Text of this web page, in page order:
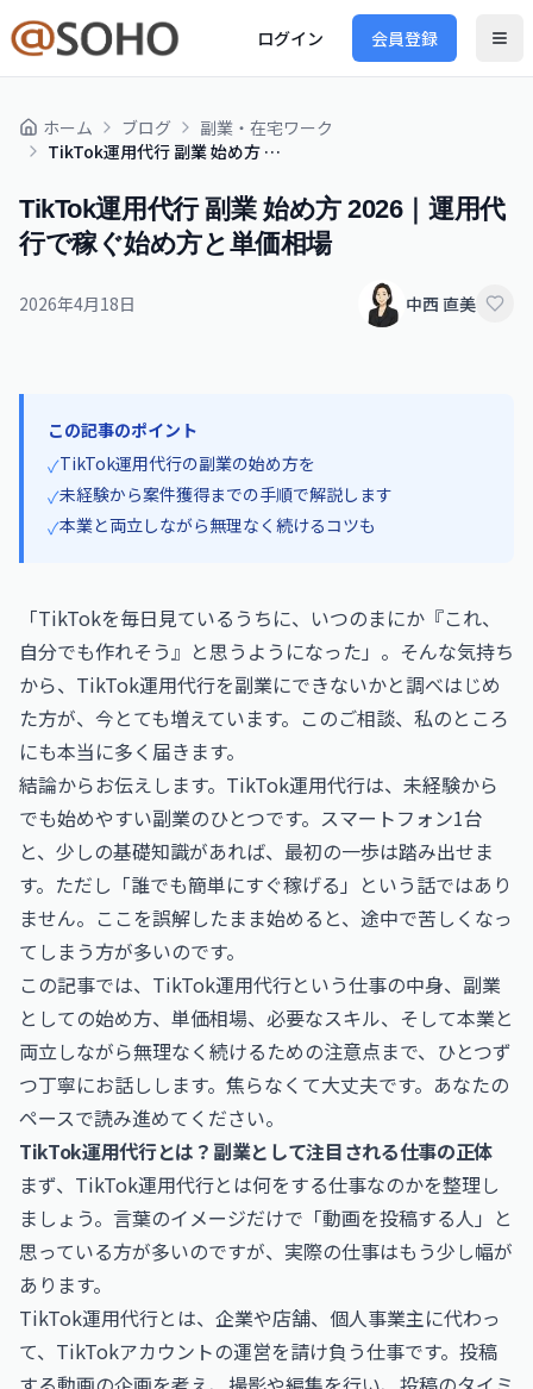
ログイン 会員登録
ホーム ブログ
副業・在宅ワーク
TikTok運用代行 副業 始め方 2026｜運用代行で稼ぐ始め方と単価相場
TikTok運用代行 副業 始め方 2026｜運用代
行で稼ぐ始め方と単価相場
2026年4月18日 中西 直美
この記事のポイント
✓TikTok運用代行の副業の始め方を
✓未経験から案件獲得までの手順で解説します
✓本業と両立しながら無理なく続けるコツも
「TikTokを毎日見ているうちに、いつのまにか『これ、
自分でも作れそう』と思うようになった」。そんな気持ち
から、TikTok運用代行を副業にできないかと調べはじめ
た方が、今とても増えています。このご相談、私のところ
にも本当に多く届きます。
結論からお伝えします。TikTok運用代行は、未経験から
でも始めやすい副業のひとつです。スマートフォン1台
と、少しの基礎知識があれば、最初の一歩は踏み出せま
す。ただし「誰でも簡単にすぐ稼げる」という話ではあり
ません。ここを誤解したまま始めると、途中で苦しくなっ
てしまう方が多いのです。
この記事では、TikTok運用代行という仕事の中身、副業
としての始め方、単価相場、必要なスキル、そして本業と
両立しながら無理なく続けるための注意点まで、ひとつず
つ丁寧にお話しします。焦らなくて大丈夫です。あなたの
ペースで読み進めてください。
TikTok運用代行とは？副業として注目される仕事の正体
まず、TikTok運用代行とは何をする仕事なのかを整理し
ましょう。言葉のイメージだけで「動画を投稿する人」と
思っている方が多いのですが、実際の仕事はもう少し幅が
あります。
TikTok運用代行とは、企業や店舗、個人事業主に代わっ
て、TikTokアカウントの運営を請け負う仕事です。投稿